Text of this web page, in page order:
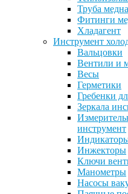
Труба
Фитинги
Хладагент
Инструмент
Вальцовки
Вентили и
Весы
Герметики
Гребенки
Зеркала
инструмент
Инжекторы
Ключи
Манометры
Насосы